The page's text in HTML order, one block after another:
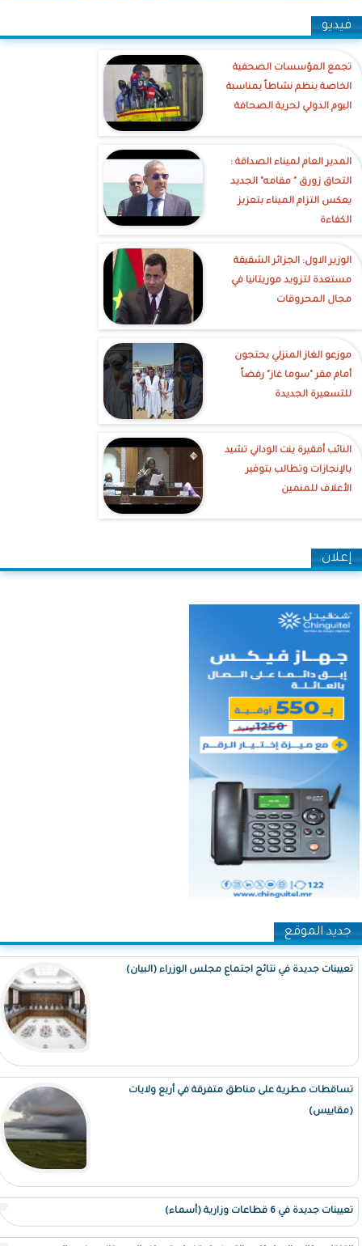
فيديو
تجمع المؤسسات الصحفية
الخاصة ينظم نشاطاً بمناسبة
اليوم الدولي لحرية الصحافة
‎المدير العام لميناء الصداقة :
التحاق زورق " مقامه" الجديد
يعكس التزام الميناء بتعزيز
الكفاءة
الوزير الاول: الجزائر الشقيقة
مستعدة لتزويد موريتانيا في
مجال المحروقات
موزعو الغاز المنزلي يحتجون
أمام مقر "سوما غاز" رفضاً
للتسعيرة الجديدة
النائب أمقيرة بنت الوداني تشيد
بالإنجازات وتطالب بتوفير
الأعلاف للمنمين
إعلان
جديد الموقع
تعيينات جديدة في نتائج اجتماع مجلس الوزراء (البيان)
تساقطات مطرية على مناطق متفرقة في أربع ولايات
(مقاييس)
تعيينات جديدة في 6 قطاعات وزارية (أسماء)